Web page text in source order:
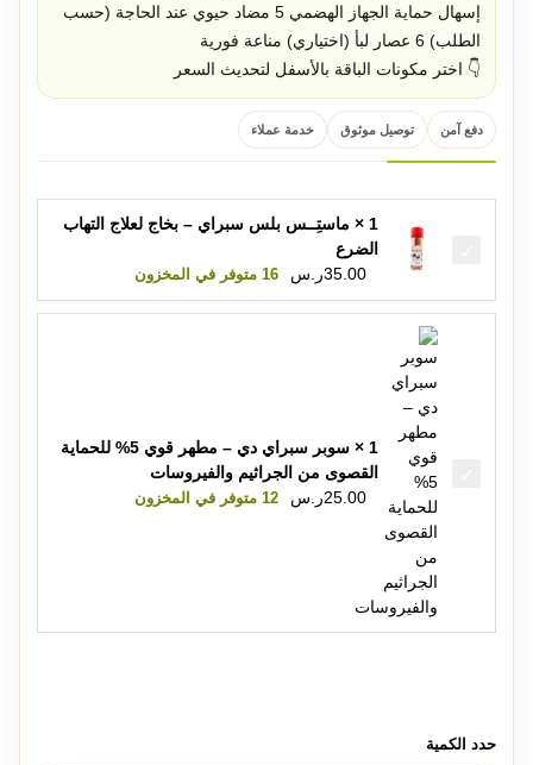
إسهال حماية الجهاز الهضمي 5 مضاد حيوي عند الحاجة (حسب
الطلب) 6 عصار لبأ (اختياري) مناعة فورية
👇 اختر مكونات الباقة بالأسفل لتحديث السعر
دفع آمن توصيل موثوق خدمة عملاء
1 × ماستِــس بلس سبراي – بخاج لعلاج التهاب
الضرع
35.00ر.س 16 متوفر في المخزون
1 × سوبر سبراي دي – مطهر قوي 5% للحماية
القصوى من الجراثيم والفيروسات
25.00ر.س 12 متوفر في المخزون